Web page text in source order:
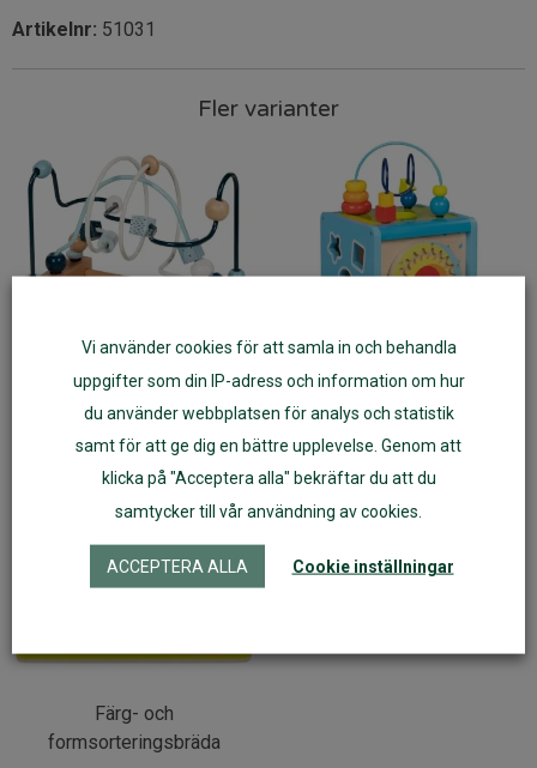
Artikelnr: 51031
Fler varianter
GOKI Kullabyrint, azure Goki Aktivitetskub
Färg- och
formsorteringsbräda
Vi använder cookies för att samla in och behandla
uppgifter som din IP-adress och information om hur
du använder webbplatsen för analys och statistik
samt för att ge dig en bättre upplevelse. Genom att
klicka på "Acceptera alla" bekräftar du att du
samtycker till vår användning av cookies.
ACCEPTERA ALLA Cookie inställningar